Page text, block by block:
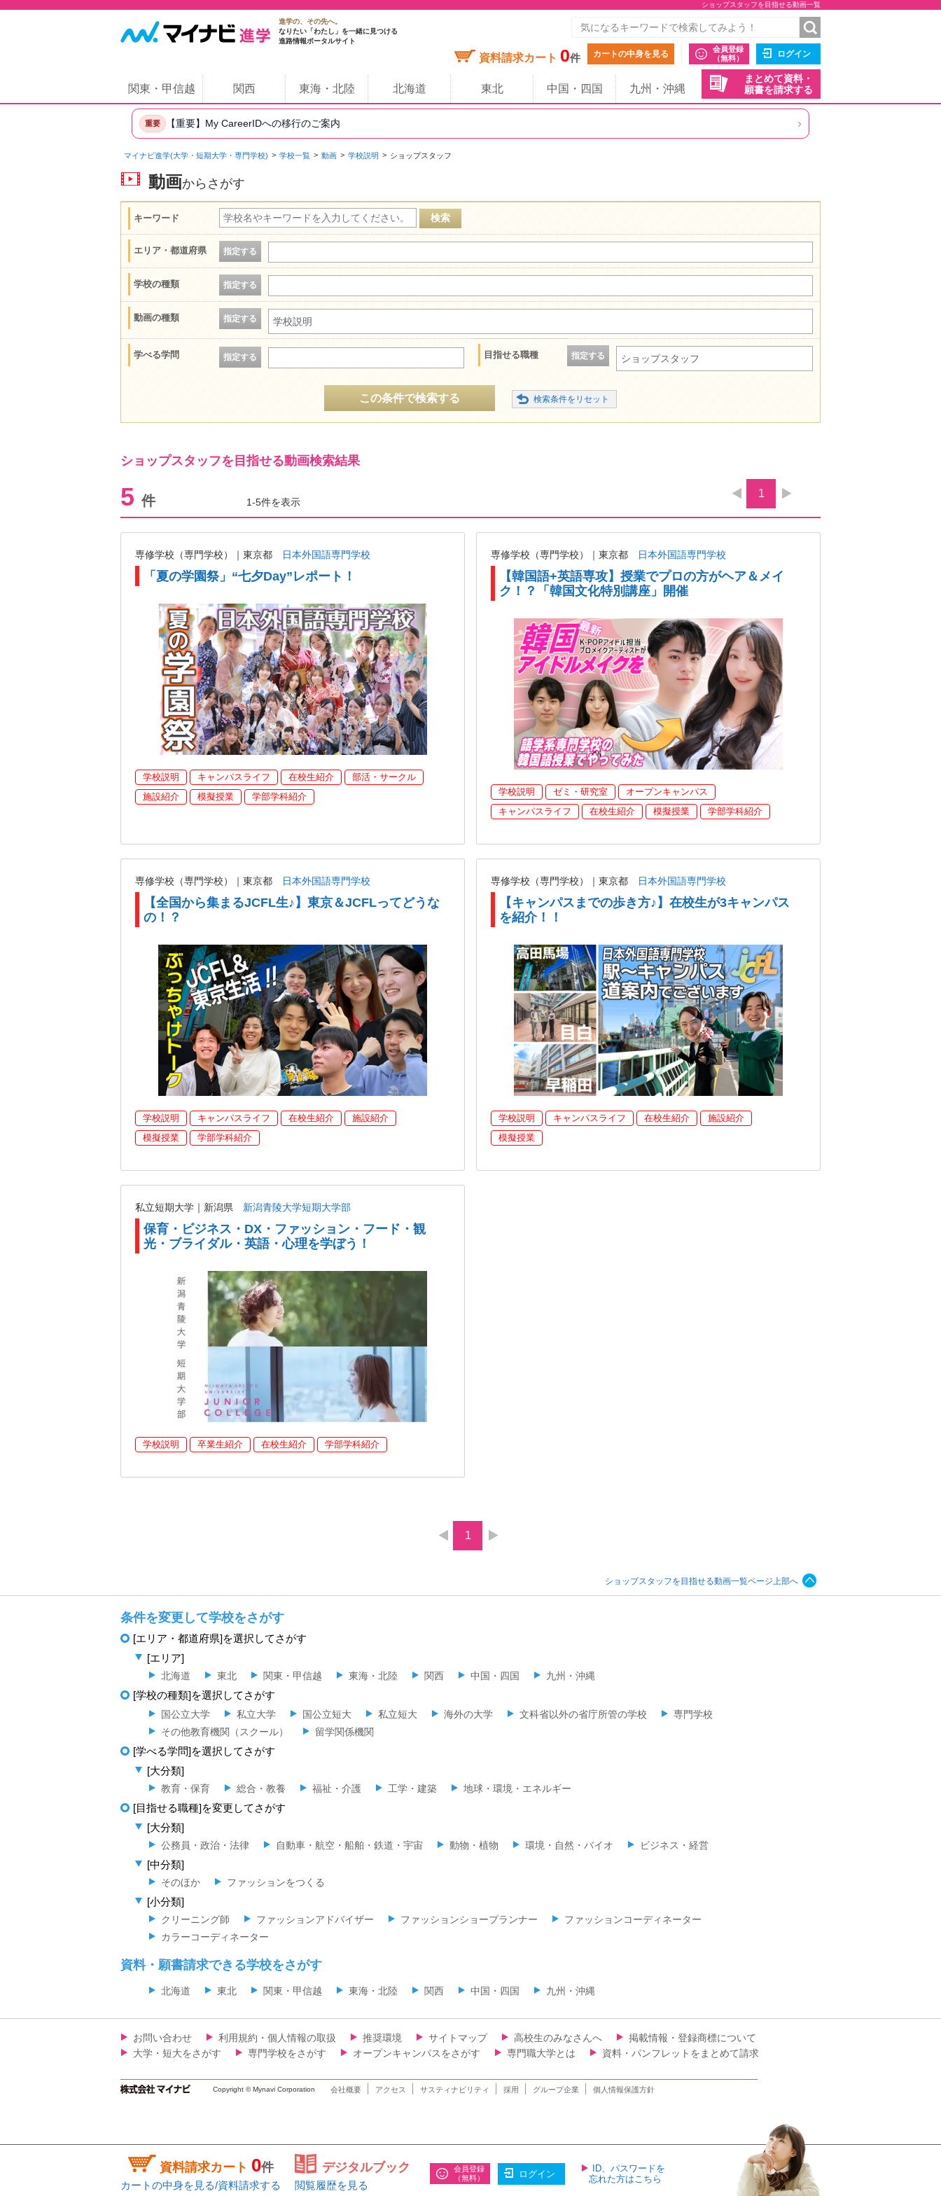
ショップスタッフを目指せる動画一覧
進学の、その先へ。
なりたい「わたし」を一緒に見つける
進路情報ポータルサイト
資料請求カート 0件 カートの中身を見る
会員登録
（無料）
ログイン
まとめて資料・
願書を請求する
関東・甲信越 関西 東海・北陸 北海道 東北 中国・四国 九州・沖縄
重要 【重要】My CareerIDへの移行のご案内 ›
マイナビ進学(大学・短期大学・専門学校) 学校一覧 動画 学校説明 ショップスタッフ
動画からさがす
キーワード
エリア・都道府県 指定する
学校の種類 指定する
動画の種類 指定する 学校説明
学べる学問 指定する 目指せる職種 指定する ショップスタッフ
この条件で検索する
ショップスタッフを目指せる動画検索結果
5 件 1-5件を表示
1
専修学校（専門学校）｜東京都 日本外国語専門学校
「夏の学園祭」“七夕Day”レポート！
学校説明 キャンパスライフ 在校生紹介
部活・サークル
施設紹介
模擬授業 学部学科紹介
専修学校（専門学校）｜東京都 日本外国語専門学校
【韓国語+英語専攻】授業でプロの方がヘア＆メイ
ク！？「韓国文化特別講座」開催
学校説明 ゼミ・研究室
オープンキャンパス
キャンパスライフ
在校生紹介 模擬授業 学部学科紹介
専修学校（専門学校）｜東京都 日本外国語専門学校
【全国から集まるJCFL生♪】東京＆JCFLってどうな
の！？
学校説明 キャンパスライフ 在校生紹介
施設紹介
模擬授業
学部学科紹介
専修学校（専門学校）｜東京都 日本外国語専門学校
【キャンパスまでの歩き方♪】在校生が3キャンパス
を紹介！！
学校説明 キャンパスライフ 在校生紹介
施設紹介
模擬授業
私立短期大学｜新潟県 新潟青陵大学短期大学部
保育・ビジネス・DX・ファッション・フード・観
光・ブライダル・英語・心理を学ぼう！
学校説明 卒業生紹介 在校生紹介 学部学科紹介
1
ショップスタッフを目指せる動画一覧ページ上部へ
条件を変更して学校をさがす
[エリア・都道府県]を選択してさがす
[エリア]
北海道 東北 関東・甲信越 東海・北陸 関西 中国・四国 九州・沖縄
[学校の種類]を選択してさがす
国公立大学 私立大学 国公立短大 私立短大 海外の大学 文科省以外の省庁所管の学校
専門学校
その他教育機関（スクール）
留学関係機関
[学べる学問]を選択してさがす
[大分類]
教育・保育 総合・教養 福祉・介護 工学・建築 地球・環境・エネルギー
[目指せる職種]を変更してさがす
[大分類]
公務員・政治・法律 自動車・航空・船舶・鉄道・宇宙 動物・植物 環境・自然・バイオ ビジネス・経営
[中分類]
そのほか ファッションをつくる
[小分類]
クリーニング師 ファッションアドバイザー ファッションショープランナー
ファッションコーディネーター
カラーコーディネーター
資料・願書請求できる学校をさがす
北海道 東北 関東・甲信越 東海・北陸 関西 中国・四国 九州・沖縄
お問い合わせ 利用規約・個人情報の取扱 推奨環境 サイトマップ 高校生のみなさんへ
掲載情報・登録商標について
大学・短大をさがす
専門学校をさがす オープンキャンパスをさがす 専門職大学とは 資料・パンフレットをまとめて請求
Copyright © Mynavi Corporation 会社概要 アクセス サスティナビリティ 採用 グループ企業 個人情報保護方針
資料請求カート 0件
カートの中身を見る/資料請求する
デジタルブック
閲覧履歴を見る
会員登録
（無料）
ログイン
ID、パスワードを
忘れた方はこちら